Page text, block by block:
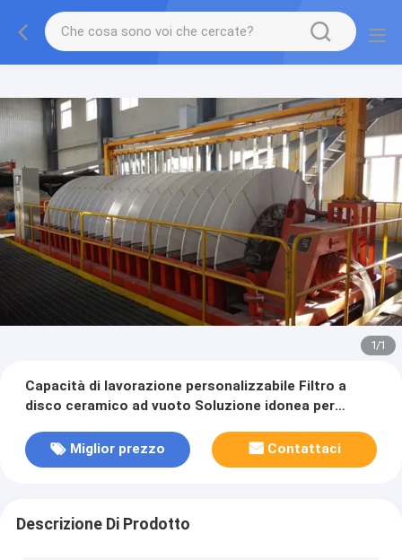
1/1
Capacità di lavorazione personalizzabile Filtro a
disco ceramico ad vuoto Soluzione idonea per
Miglior prezzo
Contattaci
Descrizione Di Prodotto